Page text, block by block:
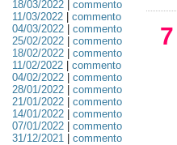
18/03/2022| commento
11/03/2022| commento
04/03/2022| commento
25/02/2022| commento
18/02/2022| commento
11/02/2022| commento
04/02/2022| commento
28/01/2022| commento
21/01/2022| commento
14/01/2022| commento
07/01/2022| commento
31/12/2021| commento
7